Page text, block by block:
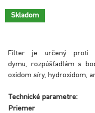
Skladom
Filter je určený proti
dymu, rozpúšťadlám s
oxidom síry, hydroxidom,
Technické parametre:
Priemer